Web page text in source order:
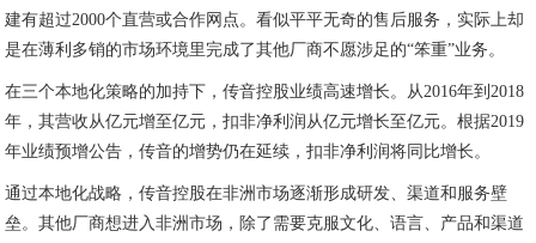
建有超过2000个直营或合作网点。看似平平无奇的售后服务，实际上却
是在薄利多销的市场环境里完成了其他厂商不愿涉足的“笨重”业务。
在三个本地化策略的加持下，传音控股业绩高速增长。从2016年到2018
年，其营收从亿元增至亿元，扣非净利润从亿元增长至亿元。根据2019
年业绩预增公告，传音的增势仍在延续，扣非净利润将同比增长。
通过本地化战略，传音控股在非洲市场逐渐形成研发、渠道和服务壁
垒。其他厂商想进入非洲市场，除了需要克服文化、语言、产品和渠道